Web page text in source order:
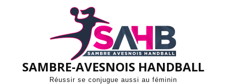
SAMBRE-AVESNOIS HANDBALL
Réussir se conjugue aussi au féminin